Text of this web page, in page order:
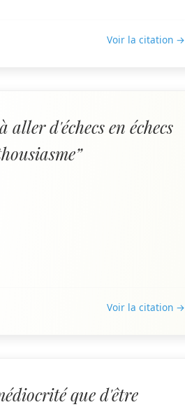
Voir la citation →
aller d'échecs en échecs
Voir la citation →
que d'être